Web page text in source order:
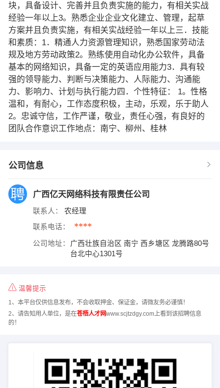
块，具备设计、完善并且负责实施的能力，有相关实战
经验一年以上3。熟悉企业企业文化建立、管理，起草
方案并且负责实施，有相关实战经验一年以上三．技能
和素质：1．精通人力资源管理知识，熟悉国家劳动法
规及地方劳动政策2。熟练使用自动化办公软件，具备
基本的网络知识，具备一定的英语应用能力3．具有较
强的领导能力、判断与决策能力、人际能力、沟通能
力、影响力、计划与执行能力四．个性特征： 1。性格
温和，有耐心，工作态度积极，主动，乐观，乐于助人
2。忠诚守信，工作严谨，敬业，责任心强，有良好的
团队合作意识工作地点：南宁、柳州、桂林
公司信息
广西亿天网络科技有限责任公司
联系人： 农经理
联系电话： ****
公司地址：
广西壮族自治区 南宁 西乡塘区 龙腾路80号
台北中心1301号
温馨提示
1、本平台仅供信息发布，不会收取押金、保证金，请微友务必谨慎！
2、请告知用人单位，是在苍梧人才网www.scjtzdgy.com上看到该招聘信息
的！